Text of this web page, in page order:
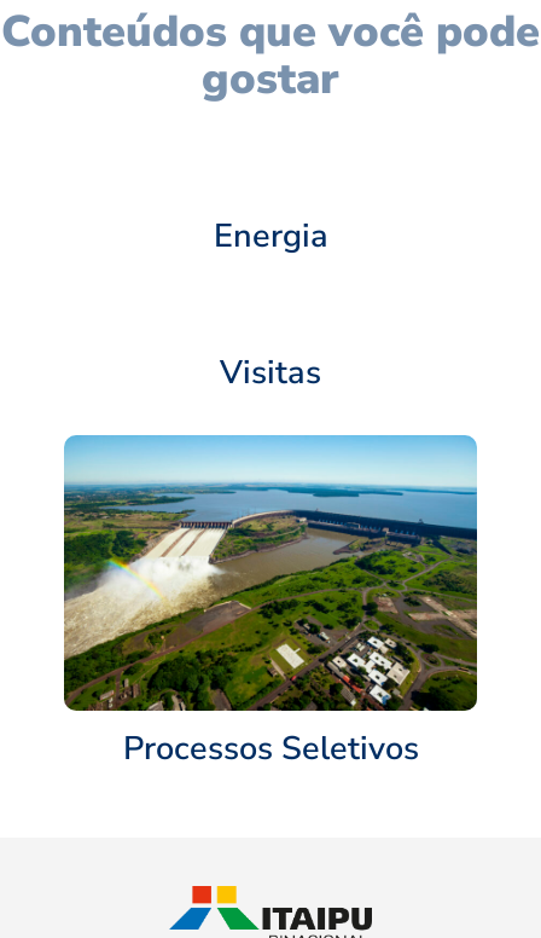
Conteúdos que você pode
gostar
Energia
Visitas
Processos Seletivos